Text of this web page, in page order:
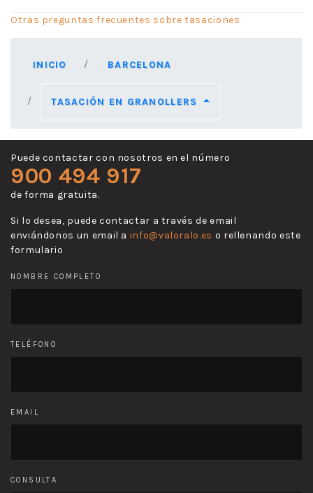
Otras preguntas frecuentes sobre tasaciones
INICIO BARCELONA
TASACIÓN EN GRANOLLERS
Puede contactar con nosotros en el número
900 494 917
de forma gratuita.
Si lo desea, puede contactar a través de email
enviándonos un email a info@valoralo.es o rellenando este
formulario
NOMBRE COMPLETO
TELÉFONO
EMAIL
CONSULTA